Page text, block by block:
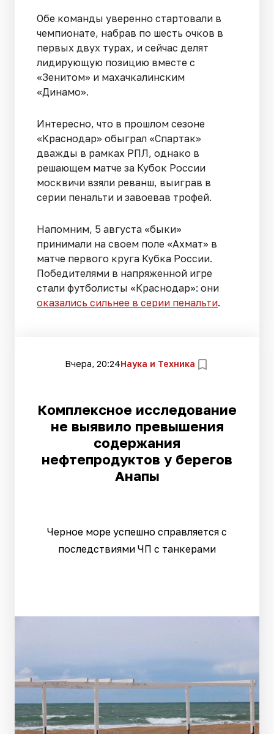
Обе команды уверенно стартовали в
чемпионате, набрав по шесть очков в
первых двух турах, и сейчас делят
лидирующую позицию вместе с
«Зенитом» и махачкалинским
«Динамо».
Интересно, что в прошлом сезоне
«Краснодар» обыграл «Спартак»
дважды в рамках РПЛ, однако в
решающем матче за Кубок России
москвичи взяли реванш, выиграв в
серии пенальти и завоевав трофей.
Напомним, 5 августа «быки»
принимали на своем поле «Ахмат» в
матче первого круга Кубка России.
Победителями в напряженной игре
стали футболисты «Краснодар»: они
оказались сильнее в серии пенальти.
Вчера, 20:24Наука и Техника
Комплексное исследование
не выявило превышения
содержания
нефтепродуктов у берегов
Анапы
Черное море успешно справляется с
последствиями ЧП с танкерами